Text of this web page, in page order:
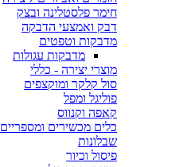
חימר פלסטלינה ובצק
דבק ואמצעי הדבקה
מדבקות וטפטים
מדבקות עגולות
מוצרי יצירה - כללי
סול קלקר ומוקצפים
פוליגל ומפל
קאפה וקנווס
כלים מכשירים ומספריים
שבלונות
פיסול וכיור